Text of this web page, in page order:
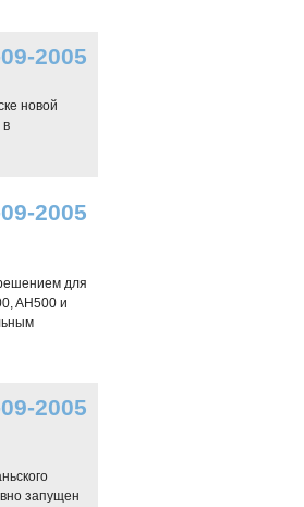
2005
новой
2005
для
AH500 и
2005
запущен